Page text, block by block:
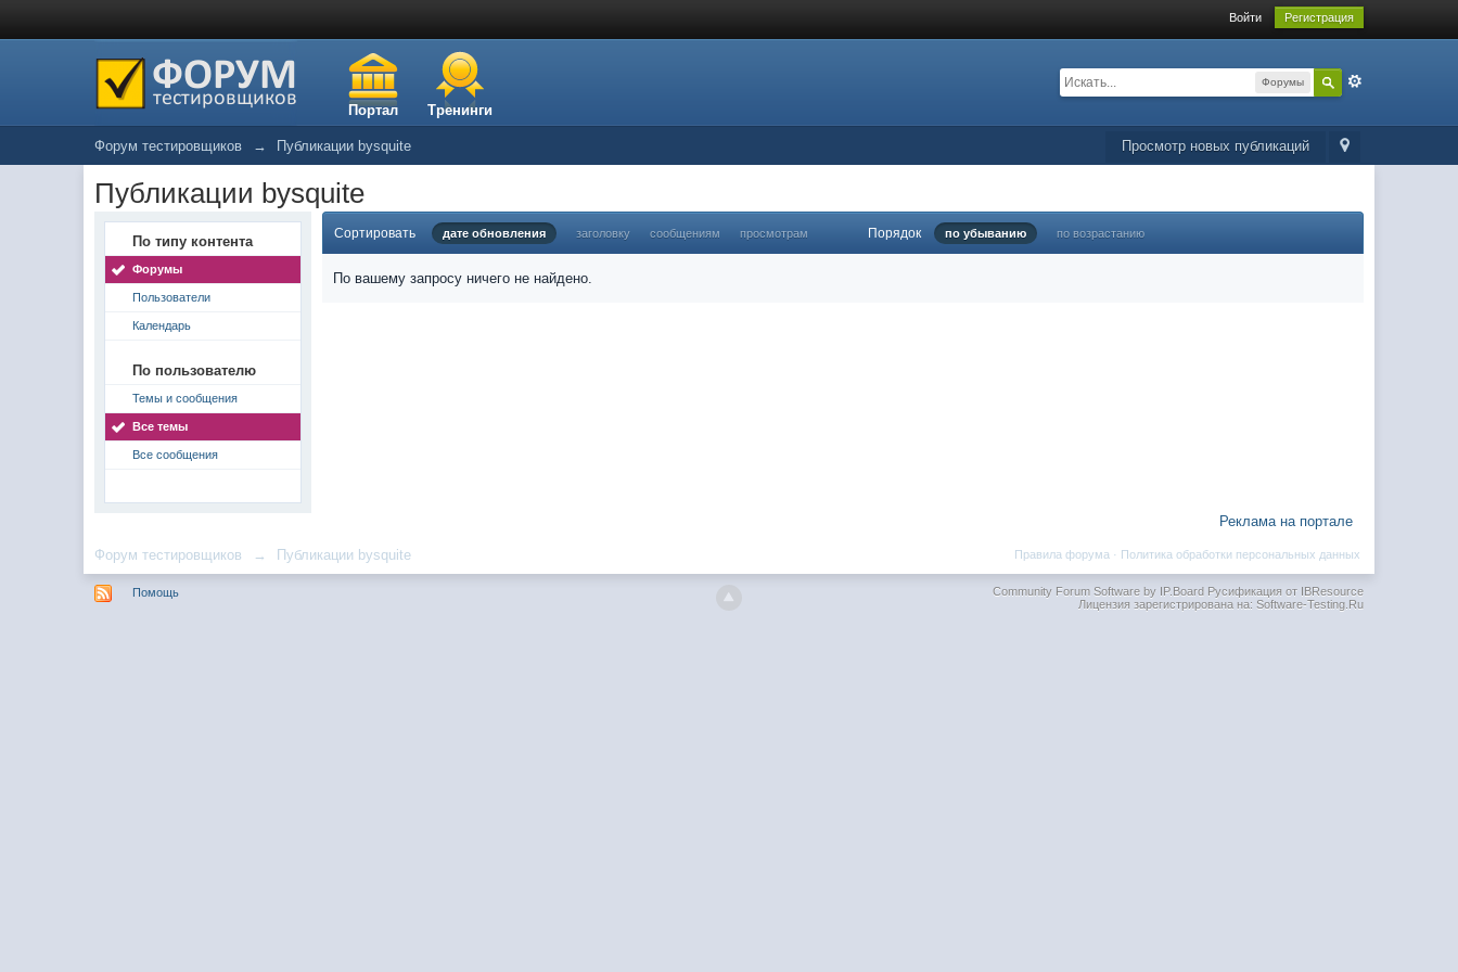
Войти Регистрация
Портал Тренинги
Форумы
Просмотр новых публикаций
Форум тестировщиков → Публикации bysquite
Публикации bysquite
По типу контента
Форумы
Пользователи
Календарь
По пользователю
Темы и сообщения
Все темы
Все сообщения
Сортировать дате обновления заголовку сообщениям просмотрам Порядок по убыванию по возрастанию
По вашему запросу ничего не найдено.
Реклама на портале
Форум тестировщиков → Публикации bysquite Политика обработки персональных данных
Правила форума ·
Помощь Community Forum Software by IP.BoardРусификация от IBResource
Лицензия зарегистрирована на: Software-Testing.Ru